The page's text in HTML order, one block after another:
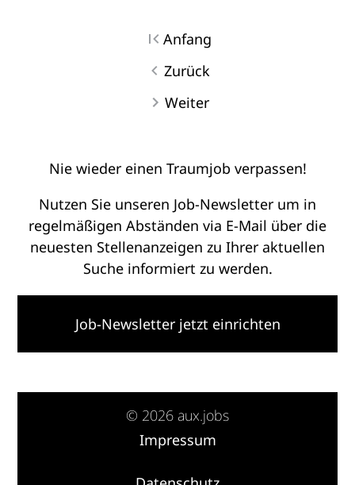
Anfang
Zurück
Weiter
Nie wieder einen Traumjob verpassen!
Nutzen Sie unseren Job-Newsletter um in
regelmäßigen Abständen via E-Mail über die
neuesten Stellenanzeigen zu Ihrer aktuellen
Suche informiert zu werden.
Job-Newsletter jetzt einrichten
© 2026 aux.jobs
Impressum